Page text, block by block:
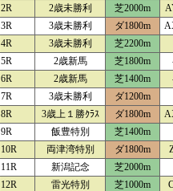
2R
2歳未勝利 芝2000m
3R
3歳未勝利 ダ1800m
4R
3歳未勝利
芝2200m
5R
2歳新馬 芝1800m
6R
2歳新馬 芝1400m
7R
3歳未勝利
ダ1200m
8R
3歳上１勝ｸﾗｽ ダ1800m
9R
飯豊特別
芝1400m
10R
両津湾特別 ダ1800m
11R
新潟記念
芝2000m
12R
雷光特別 芝1000m